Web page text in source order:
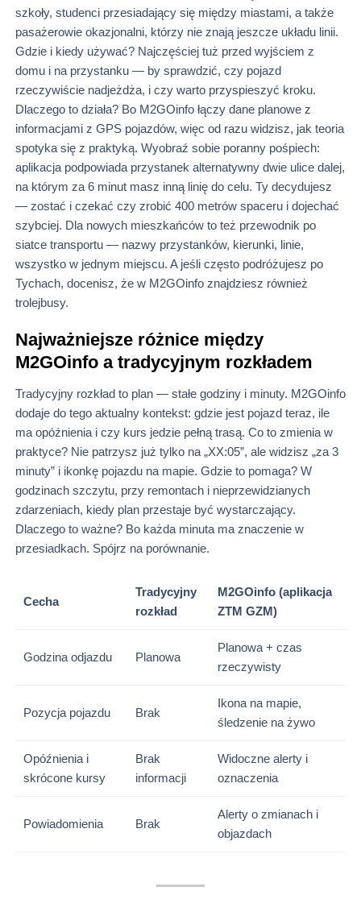
szkoły, studenci przesiadający się między miastami, a także
pasażerowie okazjonalni, którzy nie znają jeszcze układu linii.
Gdzie i kiedy używać? Najczęściej tuż przed wyjściem z
domu i na przystanku — by sprawdzić, czy pojazd
rzeczywiście nadjeżdża, i czy warto przyspieszyć kroku.
Dlaczego to działa? Bo M2GOinfo łączy dane planowe z
informacjami z GPS pojazdów, więc od razu widzisz, jak teoria
spotyka się z praktyką. Wyobraź sobie poranny pośpiech:
aplikacja podpowiada przystanek alternatywny dwie ulice dalej,
na którym za 6 minut masz inną linię do celu. Ty decydujesz
— zostać i czekać czy zrobić 400 metrów spaceru i dojechać
szybciej. Dla nowych mieszkańców to też przewodnik po
siatce transportu — nazwy przystanków, kierunki, linie,
wszystko w jednym miejscu. A jeśli często podróżujesz po
Tychach, docenisz, że w M2GOinfo znajdziesz również
trolejbusy.
Najważniejsze różnice między
M2GOinfo a tradycyjnym rozkładem
Tradycyjny rozkład to plan — stałe godziny i minuty. M2GOinfo
dodaje do tego aktualny kontekst: gdzie jest pojazd teraz, ile
ma opóźnienia i czy kurs jedzie pełną trasą. Co to zmienia w
praktyce? Nie patrzysz już tylko na „XX:05”, ale widzisz „za 3
minuty” i ikonkę pojazdu na mapie. Gdzie to pomaga? W
godzinach szczytu, przy remontach i nieprzewidzianych
zdarzeniach, kiedy plan przestaje być wystarczający.
Dlaczego to ważne? Bo każda minuta ma znaczenie w
przesiadkach. Spójrz na porównanie.
Cecha
Tradycyjny
rozkład
M2GOinfo (aplikacja
ZTM GZM)
Godzina odjazdu Planowa
Planowa + czas
rzeczywisty
Pozycja pojazdu Brak
Ikona na mapie,
śledzenie na żywo
Opóźnienia i
skrócone kursy
Brak
informacji
Widoczne alerty i
oznaczenia
Powiadomienia Brak
Alerty o zmianach i
objazdach